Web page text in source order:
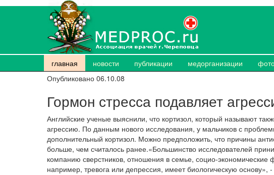
главная новости публикации медорганизации
Опубликовано 06.10.08
Гормон стресса подавляет
Английские ученые выяснили, что кортизол, который называют
агрессию. По данным нового исследования, у мальчиков с
дополнительный кортизол. Можно предположить, что причины
больше, чем считалось ранее.«Большинство исследователей
компанию сверстников, отношения в семье, социо-
например, тревога или депрессия, имеет биологическую основу»,